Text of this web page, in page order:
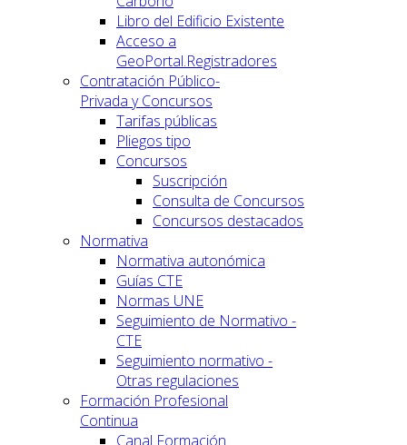
Libro del Edificio Existente
Acceso a
GeoPortal.Registradores
Contratación Público-
Privada y Concursos
Tarifas públicas
Pliegos tipo
Concursos
Suscripción
Consulta de Concursos
Concursos destacados
Normativa
Normativa autonómica
Guías CTE
Normas UNE
Seguimiento de Normativo -
CTE
Seguimiento normativo -
Otras regulaciones
Formación Profesional
Continua
Canal Formación